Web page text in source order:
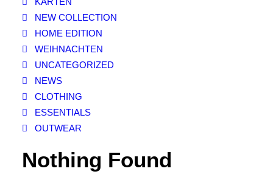
KUVERTS
KUNDENSERVICE
MEIN KUNDENKONTO
NEW COLLECTION
HOME EDITION
WEIHNACHTEN
UNCATEGORIZED
NEWS
CLOTHING
ESSENTIALS
OUTWEAR
Nothing Found